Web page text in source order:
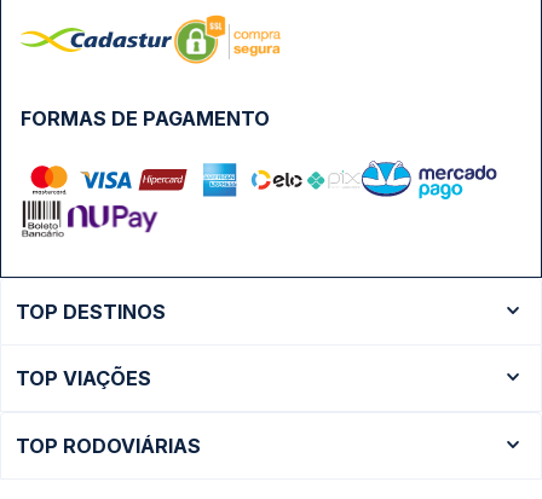
FORMAS DE PAGAMENTO
TOP DESTINOS
Ônibus São Paulo
TOP VIAÇÕES
TOP RODOVIÁRIAS